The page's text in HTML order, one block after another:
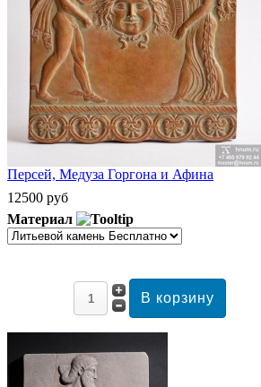
Персей, Медуза Горгона и Афина
12500 руб
Материал